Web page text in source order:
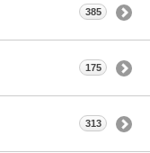
385
175
313